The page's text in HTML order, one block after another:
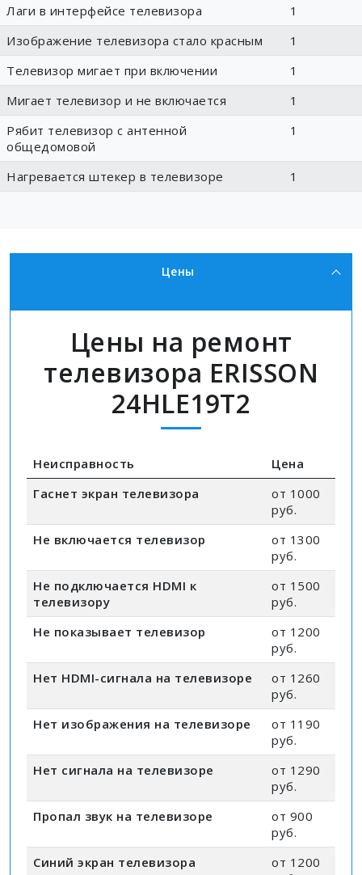
Лаги в интерфейсе телевизора
1
Изображение телевизора стало красным
1
Телевизор мигает при включении
1
Мигает телевизор и не включается
1
Рябит телевизор с антенной
общедомовой
1
Нагревается штекер в телевизоре 1
Цены
Цены на ремонт
телевизора ERISSON
24HLE19T2
Неисправность
Цена
Гаснет экран телевизора
от 1000
руб.
Не включается телевизор
от 1300
руб.
Не подключается HDMI к
телевизору
от 1500
руб.
Не показывает телевизор
от 1200
руб.
Нет HDMI-сигнала на телевизоре
от 1260
руб.
Нет изображения на телевизоре
от 1190
руб.
Нет сигнала на телевизоре
от 1290
руб.
Пропал звук на телевизоре
от 900
руб.
Синий экран телевизора
от 1200